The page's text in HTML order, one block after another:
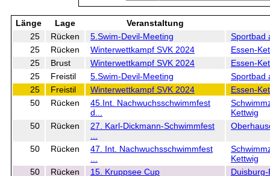
Länge Lage
Veranstaltung
25
Rücken 5.Swim-Devil-Meeting
Sportbad
25
Rücken Winterwettkampf SVK 2024
Essen-
25
Brust Winterwettkampf SVK 2024
Essen-
25
Freistil 5.Swim-Devil-Meeting
Sportbad
25
Freistil Winterwettkampf SVK 2024
Essen-
50
Rücken
45.Int. Nachwuchsschwimmfest
d...
Kettwig
50
Rücken
27. Karl-Dickmann-Schwimmfest
50 Rücken
47. Int. Nachwuchsschwimmfest
Kettwig
50
Rücken 15. Kruppsee Cup